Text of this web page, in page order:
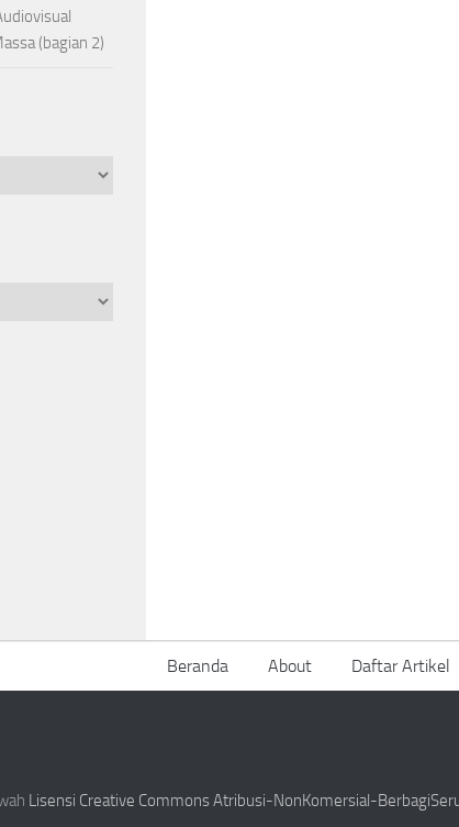
(bagian 2)
Beranda About Daftar Artikel
Lisensi Creative Commons Atribusi-NonKomersial-